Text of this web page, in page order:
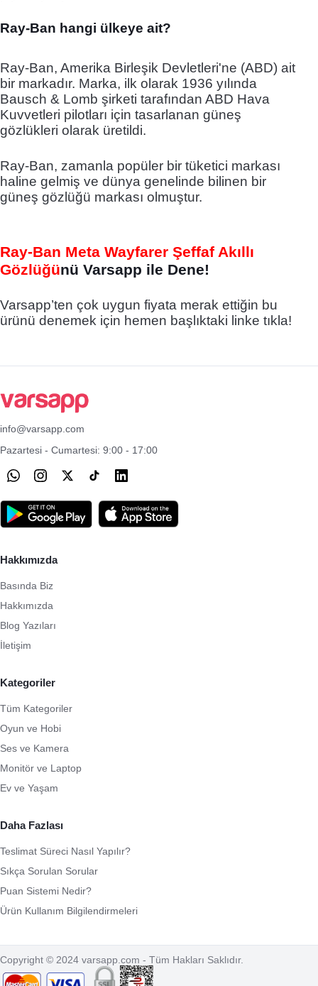
Ray-Ban hangi ülkeye ait?
Ray-Ban, Amerika Birleşik Devletleri'ne (ABD) ait
bir markadır. Marka, ilk olarak 1936 yılında
Bausch & Lomb şirketi tarafından ABD Hava
Kuvvetleri pilotları için tasarlanan güneş
gözlükleri olarak üretildi.
Ray-Ban, zamanla popüler bir tüketici markası
haline gelmiş ve dünya genelinde bilinen bir
güneş gözlüğü markası olmuştur.
Ray-Ban Meta Wayfarer Şeffaf Akıllı
Gözlüğünü Varsapp ile Dene!
Varsapp’ten çok uygun fiyata merak ettiğin bu
ürünü denemek için hemen başlıktaki linke tıkla!
info@varsapp.com
Pazartesi - Cumartesi: 9:00 - 17:00
Hakkımızda
Basında Biz
Hakkımızda
Blog Yazıları
İletişim
Kategoriler
Tüm Kategoriler
Oyun ve Hobi
Ses ve Kamera
Monitör ve Laptop
Ev ve Yaşam
Daha Fazlası
Teslimat Süreci Nasıl Yapılır?
Sıkça Sorulan Sorular
Puan Sistemi Nedir?
Ürün Kullanım Bilgilendirmeleri
Copyright © 2024 varsapp.com - Tüm Hakları Saklıdır.